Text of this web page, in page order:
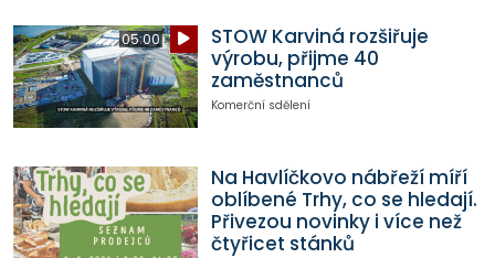
05:00
STOW Karviná rozšiřuje
výrobu, přijme 40
zaměstnanců
Komerční sdělení
Na Havlíčkovo nábřeží míří
oblíbené Trhy, co se hledají.
Přivezou novinky i více než
čtyřicet stánků